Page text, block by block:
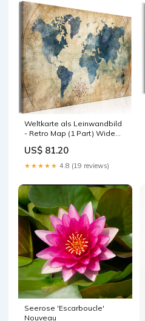
Weltkarte als Leinwandbild
- Retro Map (1 Part) Wide
US$ 81.20
★★★★★ 4.8 (19 reviews)
Seerose 'Escarboucle'
Nouveau